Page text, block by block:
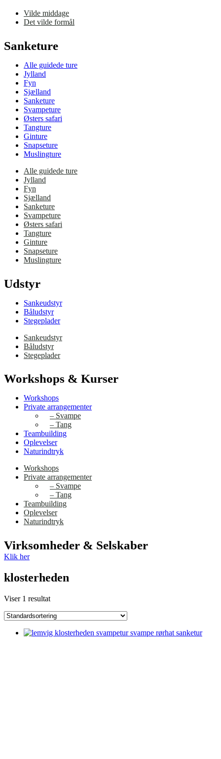
Vilde middage
Det vilde formål
Sanketure
Alle guidede ture
Jylland
Fyn
Sjælland
Sanketure
Svampeture
Østers safari
Tangture
Ginture
Snapseture
Muslingture
Alle guidede ture
Jylland
Fyn
Sjælland
Sanketure
Svampeture
Østers safari
Tangture
Ginture
Snapseture
Muslingture
Udstyr
Sankeudstyr
Båludstyr
Stegeplader
Sankeudstyr
Båludstyr
Stegeplader
Workshops & Kurser
Workshops
Private arrangementer
– Svampe
– Tang
Teambuilding
Oplevelser
Naturindtryk
Workshops
Private arrangementer
– Svampe
– Tang
Teambuilding
Oplevelser
Naturindtryk
Virksomheder & Selskaber
Klik her
klosterheden
Viser 1 resultat